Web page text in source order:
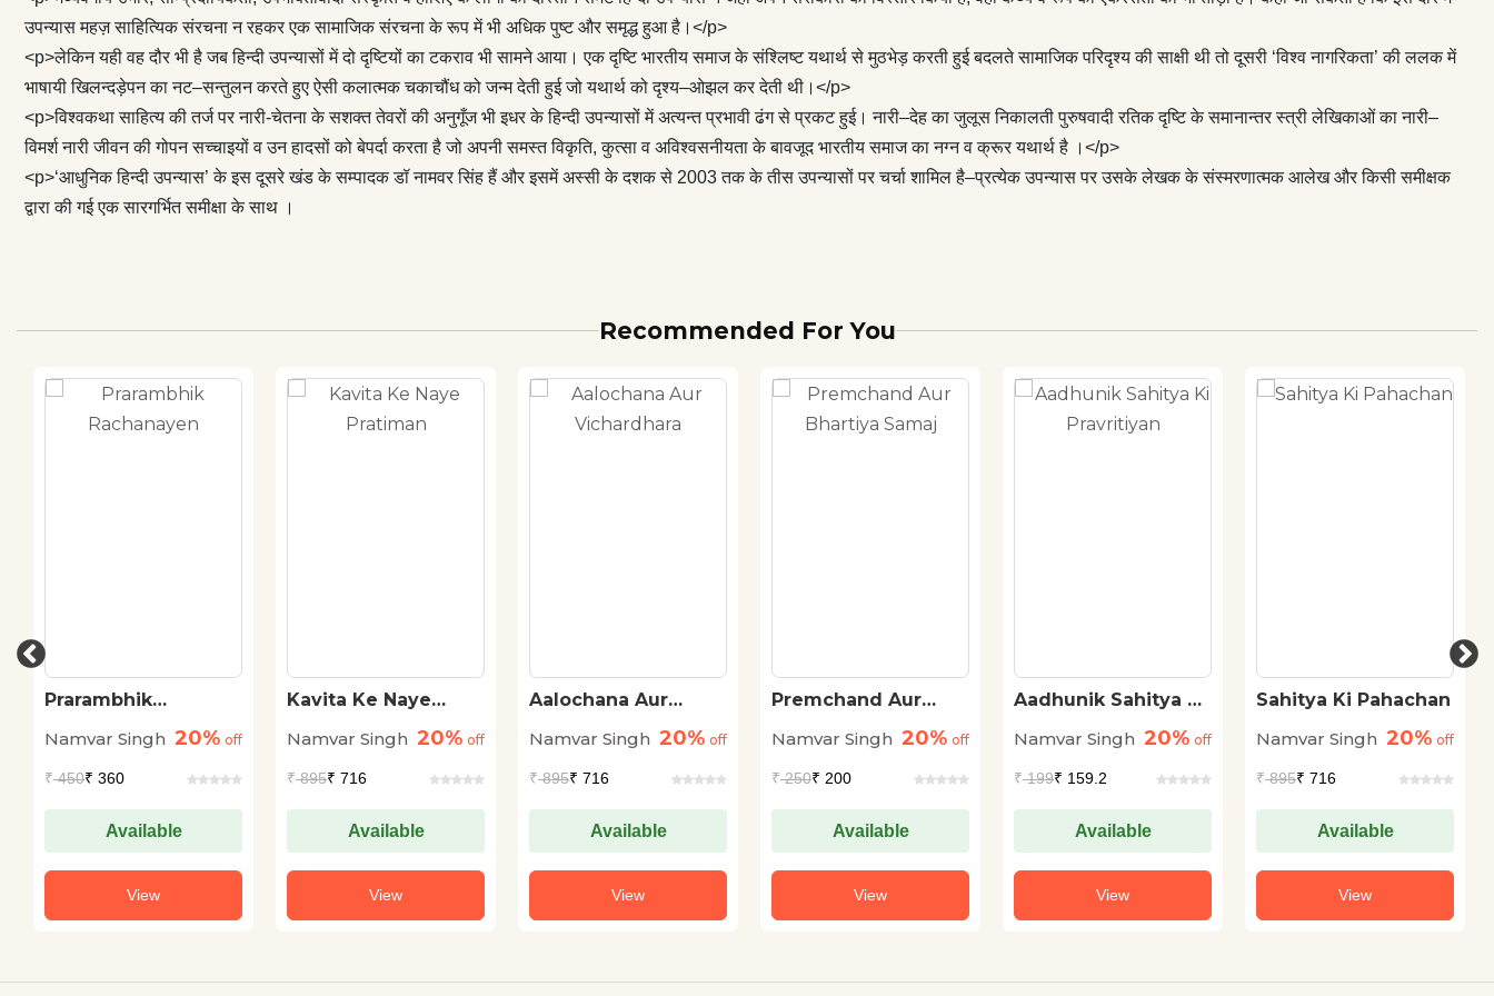
सच्चाइयों व उन हादसों को बेपर्दा करता है जो अपनी समस्त विकृति, कुत्सा व अविश्वसनीयता के
बावजूद भारतीय समाज का नग्न व क्रूर यथार्थ है ।</p> <p>‘आधुनिक हिन्दी उपन्यास’ के
इस दूसरे खंड के सम्पादक डॉ नामवर सिंह हैं और इसमें अस्सी के दशक से 2003 तक के तीस
उपन्यासों पर चर्चा शामिल है–प्रत्येक उपन्यास पर उसके लेखक के संस्मरणात्मक आलेख और
किसी समीक्षक द्वारा की गई एक सारगर्भित समीक्षा के साथ ।
उपन्यास महज़ साहित्यिक संरचना न रहकर एक सामाजिक संरचना के रूप में भी अधिक पुष्ट और समृद्ध हुआ है।</p>
<p>लेकिन यही वह दौर भी है जब हिन्दी उपन्यासों में दो दृष्टियों का टकराव भी सामने आया। एक दृष्टि भारतीय समाज के संश्लिष्ट यथार्थ से मुठभेड़ करती हुई बदलते सामाजिक परिदृश्य की साक्षी थी तो दूसरी ‘विश्व नागरिकता’ की ललक में
भाषायी खिलन्दड़ेपन का नट–सन्तुलन करते हुए ऐसी कलात्मक चकाचौंध को जन्म देती हुई जो यथार्थ को दृश्य–ओझल कर देती थी।</p>
<p>विश्वकथा साहित्य की तर्ज पर नारी-चेतना के सशक्त तेवरों की अनुगूँज भी इधर के हिन्दी उपन्यासों में अत्यन्त प्रभावी ढंग से प्रकट हुई। नारी–देह का जुलूस निकालती पुरुषवादी रतिक दृष्टि के समानान्तर स्त्री लेखिकाओं का नारी–
विमर्श नारी जीवन की गोपन सच्चाइयों व उन हादसों को बेपर्दा करता है जो अपनी समस्त विकृति, कुत्सा व अविश्वसनीयता के बावजूद भारतीय समाज का नग्न व क्रूर यथार्थ है ।</p>
<p>‘आधुनिक हिन्दी उपन्यास’ के इस दूसरे खंड के सम्पादक डॉ नामवर सिंह हैं और इसमें अस्सी के दशक से 2003 तक के तीस उपन्यासों पर चर्चा शामिल है–प्रत्येक उपन्यास पर उसके लेखक के संस्मरणात्मक आलेख और किसी समीक्षक
द्वारा की गई एक सारगर्भित समीक्षा के साथ ।
Recommended For You
Prarambhik
Namvar Singh 20% off
₹450₹ 360
Available
View
Kavita Ke Naye
Namvar Singh 20% off
₹895₹ 716
Available
View
Aalochana Aur
Namvar Singh 20% off
₹895₹ 716
Available
View
Premchand Aur
Namvar Singh 20% off
₹250₹ 200
Available
View
Aadhunik Sahitya Ki
Namvar Singh 20% off
₹199₹ 159.2
Available
View
Sahitya Ki Pahachan
Namvar Singh 20% off
₹895₹ 716
Available
View